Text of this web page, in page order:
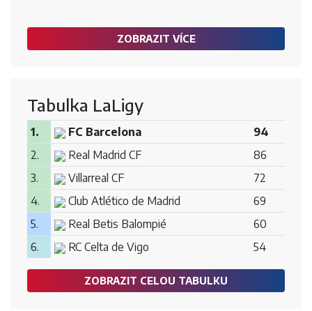
ZOBRAZIT VÍCE
Tabulka LaLigy
1. FC Barcelona
94
2.
Real Madrid CF
86
3.
Villarreal CF
72
4.
Club Atlético de Madrid
69
5.
Real Betis Balompié
60
6.
RC Celta de Vigo 54
ZOBRAZIT CELOU TABULKU